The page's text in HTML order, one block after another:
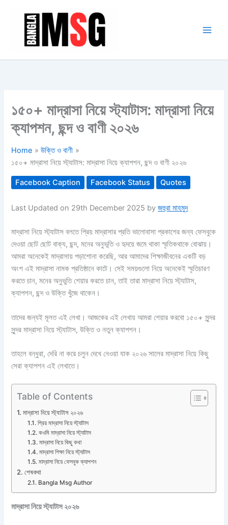
১৫০+ মাদ্রাসা নিয়ে স্ট্যাটাস: মাদ্রাসা নিয়ে
ক্যাপশন, ছন্দ ও বাণী ২০২৬
Home
উক্তি ও বাণী
১৫০+ মাদ্রাসা নিয়ে স্ট্যাটাস: মাদ্রাসা নিয়ে ক্যাপশন, ছন্দ ও বাণী ২০২৬
Facebook Caption Facebook Status Quotes
Last Updated on 29th December 2025 byজহুরা মাহমুদ
মাদ্রাসা নিয়ে স্ট্যাটাস বলতে প্রিয় মাদ্রাসার প্রতি ভালোবাসা প্রকাশের জন্য ফেসবুকে
দেওয়া ছোট ছোট বাক্য, ছন্দ, মনের অনুভূতি ও হৃদয়ে জমে থাকা স্মৃতিকথাকে বোঝায়।
আমরা অনেকেই মাদ্রাসায় পড়াশোনা করেছি, আর আমাদের শিক্ষাজীবনের একটি বড়
অংশ এই মাদ্রাসা নামক প্রতিষ্ঠানে কাটে। সেই সময়গুলো নিয়ে অনেকেই স্মৃতিচারণ
করতে চান, মনের অনুভুতি শেয়ার করতে চান, তাই তারা মাদ্রাসা নিয়ে স্ট্যাটাস,
ক্যাপশন, ছন্দ ও উক্তি খুঁজে থাকেন।
তাদের জন্যই মূলত এই লেখা। আজকের এই লেখায় আমরা শেয়ার করবো ১৫০+ সুন্দর
সুন্দর মাদ্রাসা নিয়ে স্ট্যাটাস, উক্তি ও নতুন ক্যাপশন।
তাহলে বন্ধুরা, দেরি না করে চলুন দেখে নেওয়া যাক ২০২৬ সালের মাদ্রাসা নিয়ে কিছু
সেরা ক্যাপশন এই লেখাতে।
Table of Contents
মাদ্রাসা নিয়ে স্ট্যাটাস ২০২৬
প্রিয় মাদ্রাসা নিয়ে স্ট্যাটাস
কওমি মাদ্রাসা নিয়ে স্ট্যাটাস
মাদ্রাসা নিয়ে কিছু কথা
মাদ্রাসা শিক্ষা নিয়ে স্ট্যাটাস
মাদ্রাসা নিয়ে ফেসবুক ক্যাপশন
শেষকথা
Bangla Msg Author
মাদ্রাসা নিয়ে স্ট্যাটাস ২০২৬